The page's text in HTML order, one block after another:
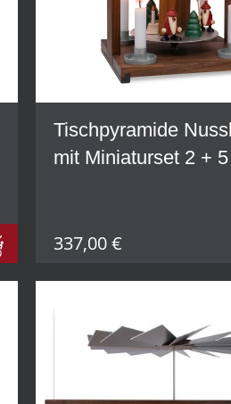
Tischpyramide
mit Miniaturset 2 + 5
337,00 €